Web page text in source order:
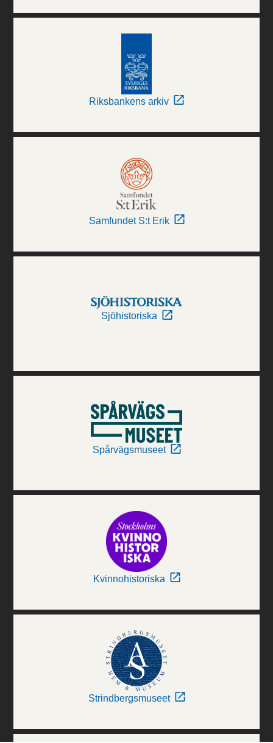
Riksbankens arkiv
Samfundet S:t Erik
Sjöhistoriska
Spårvägsmuseet
Kvinnohistoriska
Strindbergsmuseet